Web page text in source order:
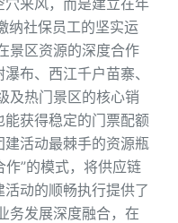
纳社保员工的坚实运
景区资源的深度合作
布、西江千户苗寨、
及热门景区的核心销
获得稳定的门票配额
活动最棘手的资源瓶
”的模式，将供应链
动的顺畅执行提供了
务发展深度融合，在